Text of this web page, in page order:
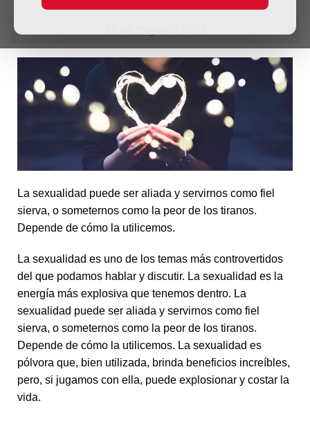
La sexualidad puede ser aliada y servirnos como fiel
sierva, o someternos como la peor de los tiranos.
Depende de cómo la utilicemos.
La sexualidad es uno de los temas más controvertidos
del que podamos hablar y discutir. La sexualidad es la
energía más explosiva que tenemos dentro. La
sexualidad puede ser aliada y servirnos como fiel
sierva, o someternos como la peor de los tiranos.
Depende de cómo la utilicemos. La sexualidad es
pólvora que, bien utilizada, brinda beneficios increíbles,
pero, si jugamos con ella, puede explosionar y costar la
vida.